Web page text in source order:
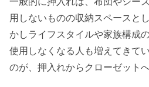
用しないものの収納スペースと
かしライフスタイルや家族構成
使用しなくなる人も増えてきて
のが、押入れからクローゼット